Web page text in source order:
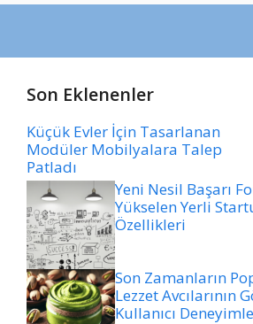
Son Eklenenler
Küçük Evler İçin Tasarlanan
Modüler Mobilyalara Talep
Patladı
Yeni Nesil Başarı
Yükselen Yerli
Özellikleri
Son Zamanların
Lezzet Avcılarının
Kullanıcı